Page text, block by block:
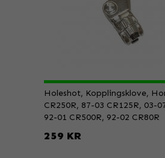
Holeshot, Kopplingsklove,
CR250R, 87-03 CR125R, 03-
92-01 CR500R, 92-02 CR80R
259 KR